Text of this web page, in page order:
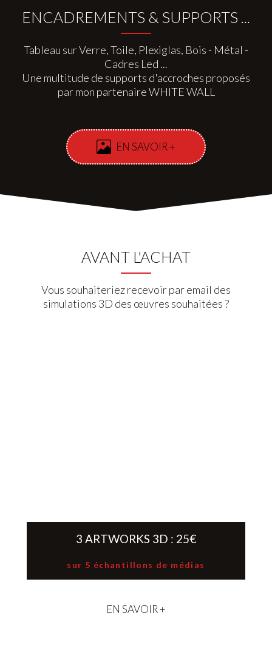
ENCADREMENTS & SUPPORTS ...
Tableau sur Verre, Toile, Plexiglas, Bois - Métal -
Cadres Led ...
Une multitude de supports d'accroches proposés
par mon partenaire WHITE WALL
EN SAVOIR +
AVANT L'ACHAT
Vous souhaiteriez recevoir par email des
simulations 3D des œuvres souhaitées ?
3 ARTWORKS 3D : 25€
sur 5 échantillons de médias
EN SAVOIR +